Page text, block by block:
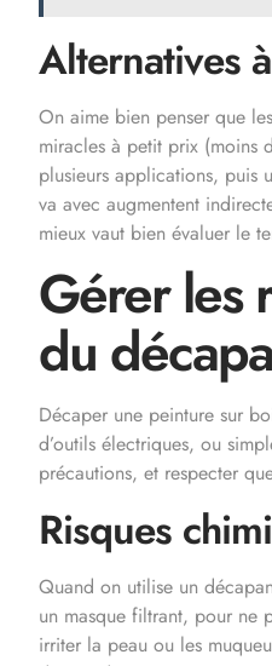
Alternatives
On aime bien penser que
miracles à petit prix (moins
plusieurs applications, puis
va avec augmentent
mieux vaut bien évaluer le
Gérer les
du
Décaper une peinture sur
d’outils électriques, ou
précautions, et respecter
Risques
Quand on utilise un
un masque filtrant, pour ne
irriter la peau ou les